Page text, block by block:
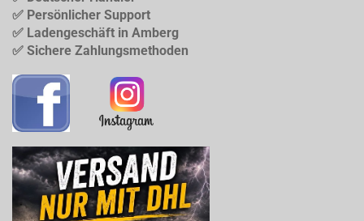
✅ Persönlicher Support
✅ Ladengeschäft in Amberg
✅ Sichere Zahlungsmethoden